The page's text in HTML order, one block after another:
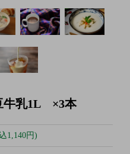
牛乳1L ×3本
1,140円)